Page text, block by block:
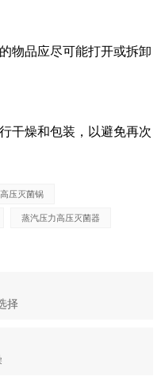
物品应尽可能打开或拆卸
干燥和包装，以避免再次
压灭菌锅
蒸汽压力高压灭菌器
择